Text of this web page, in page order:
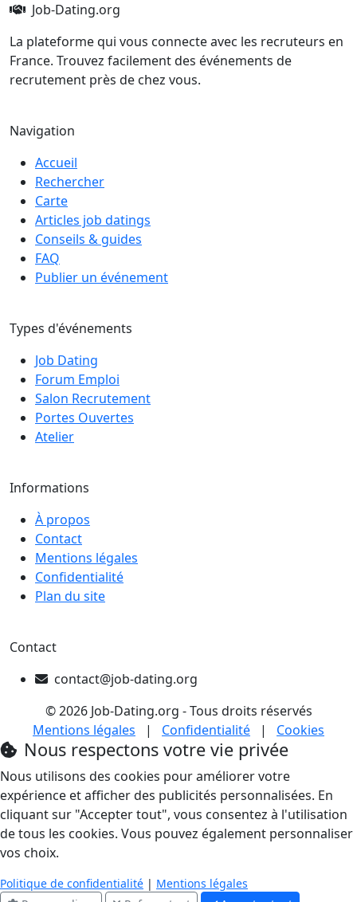
Job-Dating.org
La plateforme qui vous connecte avec les recruteurs en
France. Trouvez facilement des événements de
recrutement près de chez vous.
Navigation
Accueil
Rechercher
Carte
Articles job datings
Conseils & guides
FAQ
Publier un événement
Types d'événements
Job Dating
Forum Emploi
Salon Recrutement
Portes Ouvertes
Atelier
Informations
À propos
Contact
Mentions légales
Confidentialité
Plan du site
Contact
contact@job-dating.org
© 2026 Job-Dating.org - Tous droits réservés
Mentions légales
| Confidentialité | Cookies
Nous respectons votre vie privée
Nous utilisons des cookies pour améliorer votre
expérience et afficher des publicités personnalisées. En
cliquant sur "Accepter tout", vous consentez à l'utilisation
de tous les cookies. Vous pouvez également personnaliser
vos choix.
Politique de confidentialité | Mentions légales